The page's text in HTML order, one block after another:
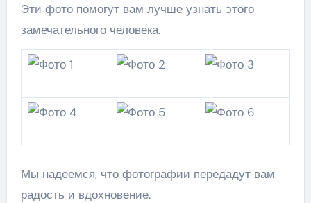
Эти фото помогут вам лучше узнать этого
замечательного человека.
Мы надеемся, что фотографии передадут вам
радость и вдохновение.